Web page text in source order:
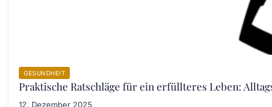
GESUNDHEIT
Praktische Ratschläge für ein erfüllteres Leben:
12. Dezember 2025